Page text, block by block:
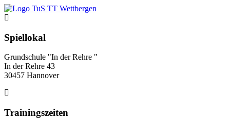
Zum
Inhalt
Spiellokal
Grundschule "In der Rehre "
In der Rehre 43
30457 Hannover
Trainingszeiten